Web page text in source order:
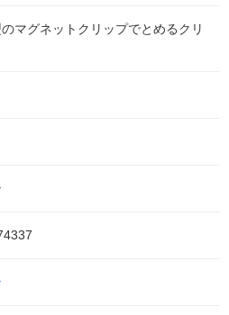
マグネットクリップでとめるクリ